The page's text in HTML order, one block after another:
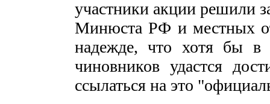
участники акции решили
Минюста РФ и местных
надежде, что хотя бы в
чиновников удастся
ссылаться на это